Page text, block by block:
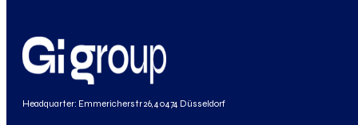
Headquarter: Emmericherstr 26, 40474 Düsseldorf